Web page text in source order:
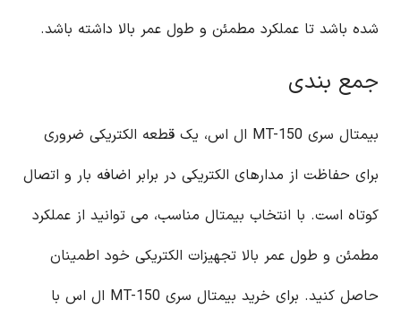
شده باشد تا عملکرد مطمئن و طول عمر بالا داشته باشد.
جمع بندی
بیمتال سری MT-150 ال اس، یک قطعه الکتریکی ضروری
برای حفاظت از مدارهای الکتریکی در برابر اضافه بار و اتصال
کوتاه است. با انتخاب بیمتال مناسب، می توانید از عملکرد
مطمئن و طول عمر بالا تجهیزات الکتریکی خود اطمینان
حاصل کنید. برای خرید بیمتال سری MT-150 ال اس با